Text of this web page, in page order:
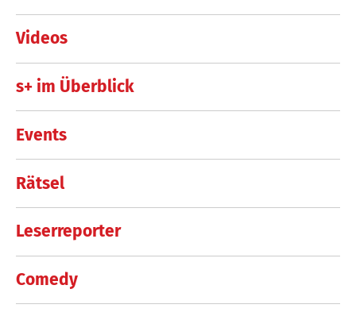
Videos
s+ im Überblick
Events
Rätsel
Leserreporter
Comedy